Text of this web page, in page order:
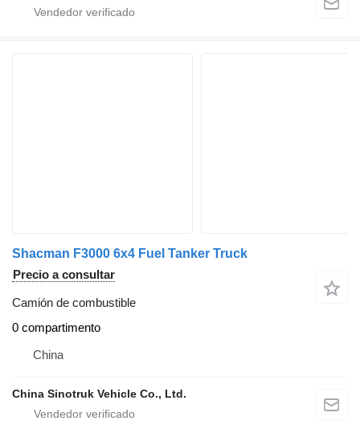
Shacman F3000 6x4 Fuel Tanker Truck
Precio a consultar
Camión de combustible
0 compartimento
China
China Sinotruk Vehicle Co., Ltd.